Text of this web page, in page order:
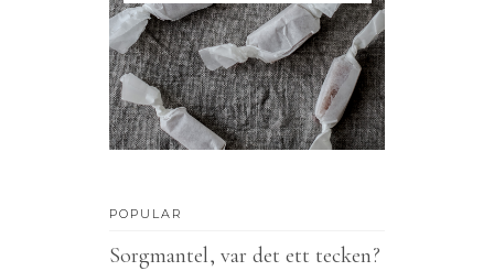
POPULAR
Sorgmantel, var det ett tecken?